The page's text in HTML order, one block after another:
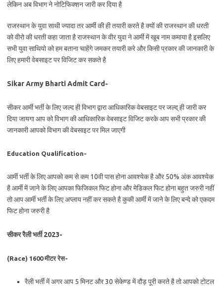
लेकिन अब विभाग ने नोटिफिक्शन जारी कर दिया है
राजस्थान के युवा साथी ज्यादा तर आर्मी की ही तयारी करते है क्यों की राजस्थान की धरती
को वीरो की धरती कहा जाता है राजस्थान के वीर युवा ने आर्मी में खूब नाम कमाया है इसलिए
सभी युवा साथियो को हम बताना चाहेंगे जमकर तयारी करे और किसी प्रकार की जानकारी के
लिए हमारी वेबसाइट पर विजिट कर सकते है
Sikar Army Bharti Admit Card-
सीकर आर्मी भर्ती के लिए जल्द ही विभाग द्वारा आधिकारिक वेबसाइट पर जल्द् ही जारी कर
दिया जायगा आप को विभाग की आधिकारिक वेबसाइट विजिट करके आप सभी प्रकार की
जानकारी आपको विभाग की वेबसाइट पर मिल जाएगी
Education Qualification-
आर्मी भर्ती के लिए आपको कम से कम 10वी पास होना आवश्येक है और 50% अंक आवश्येक
है आर्मी में जाने के लिए आपका फिजिकल फिट होना और मेडिकल फिट होना बहुत जरुरी नहीं
तो आप आर्मी भर्ती के लिए अप्लाय नहीं कर सकते है कुकी आर्मी में जाने के लिए बन्दे को एकदम
फिट होना जरुरी है
सीकर रैली भर्ती 2023-
(Race) 1600 मीटर रेस-
रैली भर्ती में अगर आप 5 मिनट और 30 सेकेण्ड में दौड़ पूरी करते है तो आपको टोटल